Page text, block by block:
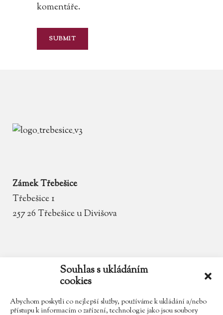
Souhlas s ukládáním
cookies
Abychom poskytli co nejlepší služby, používáme k ukládání a/nebo
přístupu k informacím o zařízení, technologie jako jsou soubory
komentáře.
Zámek Třebešice
Třebešice 1
257 26 Třebešice u Divišova
zamek.trebesice@volny.cz
602 354 467